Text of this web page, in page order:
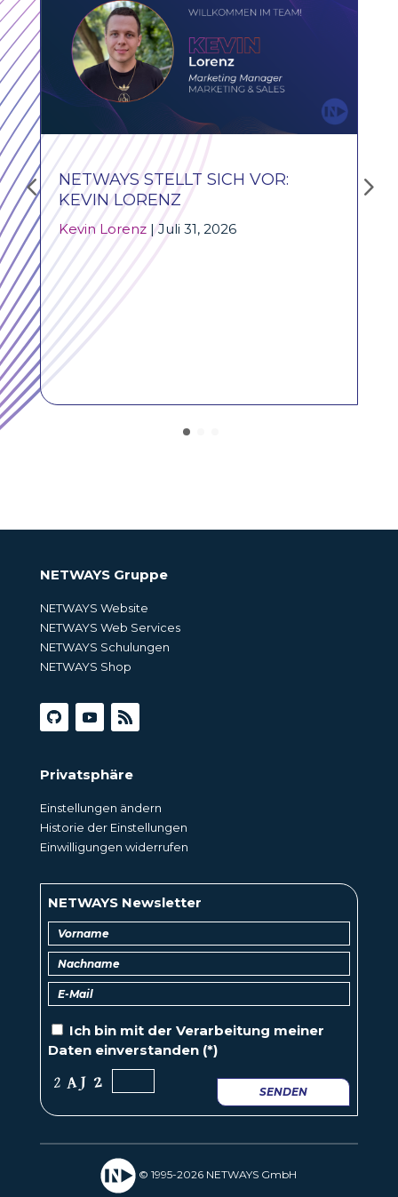
NETWAYS STELLT SICH VOR:
KEVIN LORENZ
Kevin Lorenz | Juli 31, 2026
NETWAYS Gruppe
NETWAYS Website
NETWAYS Web Services
NETWAYS Schulungen
NETWAYS Shop
Privatsphäre
Einstellungen ändern
Historie der Einstellungen
Einwilligungen widerrufen
NETWAYS Newsletter
Ich bin mit der Verarbeitung meiner
Daten einverstanden (*)
SENDEN
© 1995-2026 NETWAYS GmbH